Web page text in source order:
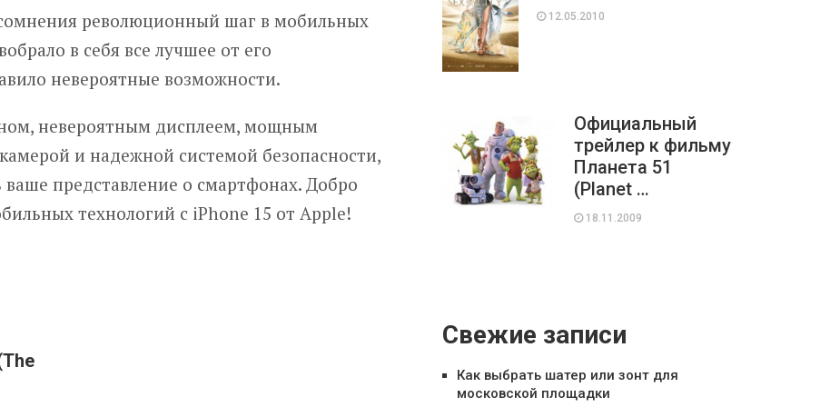
революционный шаг в мобильных
в себя все лучшее от его
невероятные возможности.
невероятным дисплеем, мощным
и надежной системой безопасности,
представление о смартфонах. Добро
технологий с iPhone 15 от Apple!
12.05.2010
Официальный
трейлер к фильму
Планета 51
(Planet …
18.11.2009
Свежие записи
Как выбрать шатер или зонт для
московской площадки